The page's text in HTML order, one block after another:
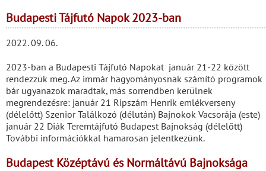
Budapesti Tájfutó Napok 2023-ban
2022. 09. 06.
2023-ban a Budapesti Tájfutó Napokat január 21-22 között
rendezzük meg. Az immár hagyományosnak számító programok
bár ugyanazok maradtak, más sorrendben kerülnek
megrendezésre: január 21 Ripszám Henrik emlékverseny
(délelőtt) Szenior Találkozó (délután) Bajnokok Vacsorája (este)
január 22 Diák Teremtájfutó Budapest Bajnokság (délelőtt)
További információkkal hamarosan jelentkezünk.
Budapest Középtávú és Normáltávú Bajnoksága